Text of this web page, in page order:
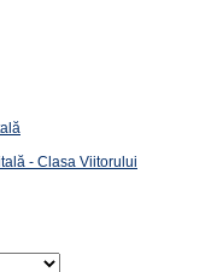
- Clasa Viitorului